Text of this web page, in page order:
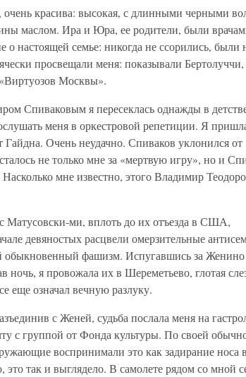
красива: высокая, с длинными черными
маслом. Ира и Юра, ее родители, были
о настоящей семье: никогда не ссорились,
просвещали меня: показывали
Москвы».
Спиваковым я пересеклась однажды в
меня в оркестровой репетиции. Я
Гайдна. Очень неудачно. Спиваков уклонился от
не только мне за «мертвую игру», но и
Насколько мне известно, этого Владимир
Матусовски-ми, вплоть до их отъезда в США,
девяностых расцвели омерзительные
обыкновенный фашизм. Испугавшись за Женино
ночь, я провожала их в Шереметьево, глотая
еще означал вечную разлуку.
с Женей, судьба послала меня на
с группой от Фонда культуры. По своей
воспринимали это как задирание носа в
так и выглядело. В самолете рядом со мной